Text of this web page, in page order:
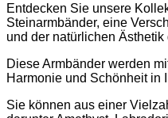
Entdecken Sie unsere
Steinarmbänder, eine
und der natürlichen Ästhetik
Diese Armbänder werden
Harmonie und Schönheit in
Sie können aus einer